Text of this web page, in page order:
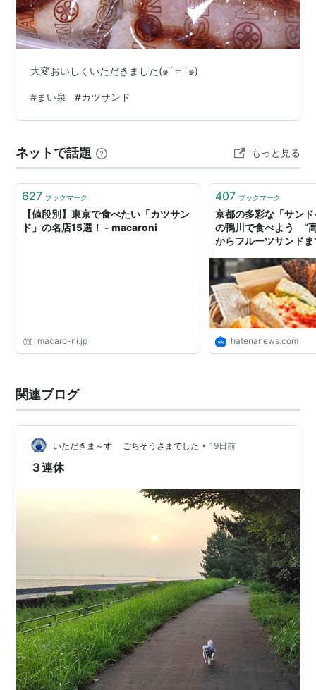
大変おいしくいただきました(๑´ㅂ`๑)
#まい泉 #カツサンド
ネットで話題 もっと見る
627 ブックマーク
【値段別】東京で食べたい「カツサン
ド」の名店15選！ - macaroni
macaro-ni.jp
407 ブックマーク
京都の多彩な「サン
の鴨川で食べよう “
からフルーツサンド
hatenanews.com
関連ブログ
いただきま～す ごちそうさまでした • 19日前
３連休